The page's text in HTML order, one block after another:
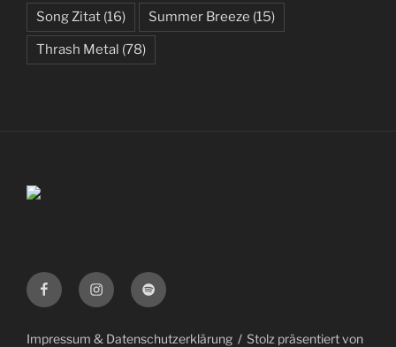
Song Zitat (16) Summer Breeze (15)
Thrash Metal (78)
FacebookInstagramSpotify
Impressum & Datenschutzerklärung Stolz präsentiert von